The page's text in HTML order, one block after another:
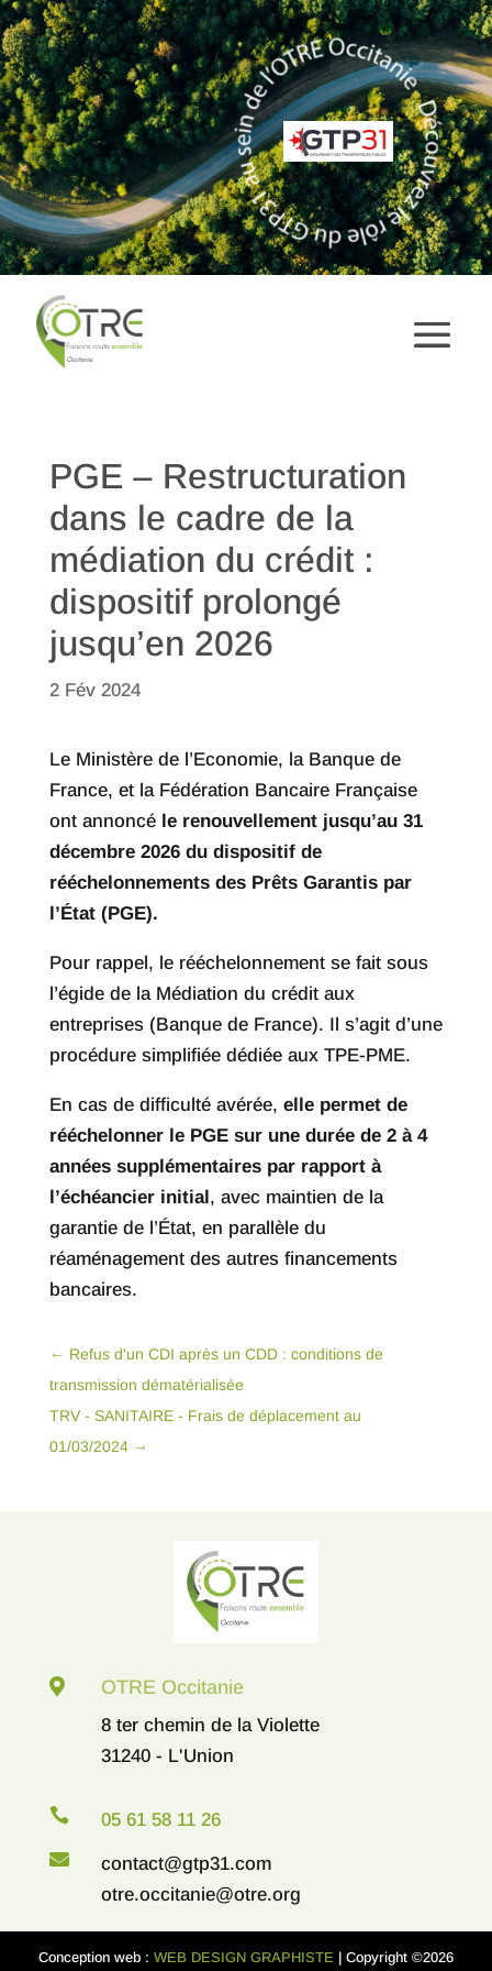
PGE – Restructuration
dans le cadre de la
médiation du crédit :
dispositif prolongé
jusqu’en 2026
2 Fév 2024
Le Ministère de l’Economie, la Banque de
France, et la Fédération Bancaire Française
ont annoncé le renouvellement jusqu’au 31
décembre 2026 du dispositif de
rééchelonnements des Prêts Garantis par
l’État (PGE).
Pour rappel, le rééchelonnement se fait sous
l’égide de la Médiation du crédit aux
entreprises (Banque de France). Il s’agit d’une
procédure simplifiée dédiée aux TPE-PME.
En cas de difficulté avérée, elle permet de
rééchelonner le PGE sur une durée de 2 à 4
années supplémentaires par rapport à
l’échéancier initial , avec maintien de la
garantie de l’État, en parallèle du
réaménagement des autres financements
bancaires.
← Refus d'un CDI après un CDD : conditions de
transmission dématérialisée
TRV - SANITAIRE - Frais de déplacement au
01/03/2024→
 OTRE Occitanie
8 ter chemin de la Violette
31240 - L'Union
 05 61 58 11 26

contact@gtp31.com
otre.occitanie@otre.org
Conception web : WEB DESIGN GRAPHISTE | Copyright ©2026